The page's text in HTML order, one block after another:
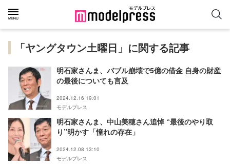
「ヤングタウン土曜日」に関する記事
明石家さんま、バブル崩壊で5億の借金 自身の財産
の最後についても言及
2024.12.16 19:01
モデルプレス
明石家さんま、中山美穂さん追悼 “最後のやり取
り”明かす「憧れの存在」
2024.12.08 13:10
モデルプレス